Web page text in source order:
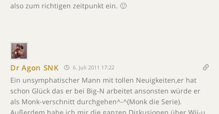
also zum richtigen zeitpunkt ein. 🙂
Dr Agon SNK 6. Juli 2011 17:22
Ein unsymphatischer Mann mit tollen Neuigkeiten,er hat
schon Glück das er bei Big-N arbeitet ansonsten würde er
als Monk-verschnitt durchgehen^-^(Monk die Serie).